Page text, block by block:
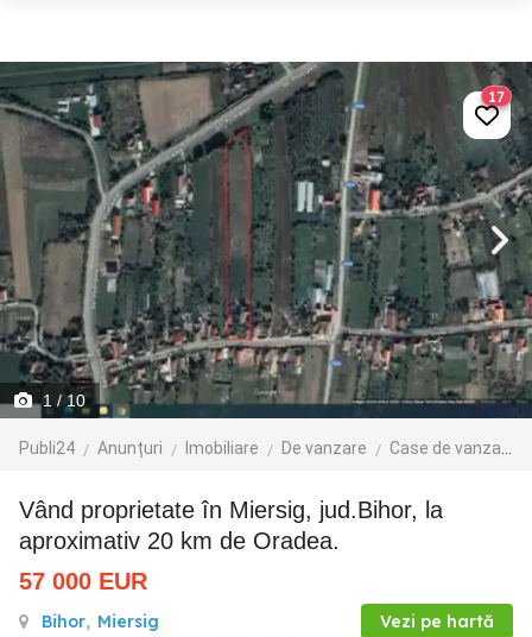
1 / 10
Publi24 Anunțuri Imobiliare De vanzare Case de vanzare
17
Vând proprietate în Miersig, jud.Bihor, la
aproximativ 20 km de Oradea.
57 000 EUR
Bihor, Miersig Vezi pe hartă